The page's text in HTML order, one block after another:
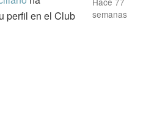
escribe y aprender
perfil en el Club
semanas